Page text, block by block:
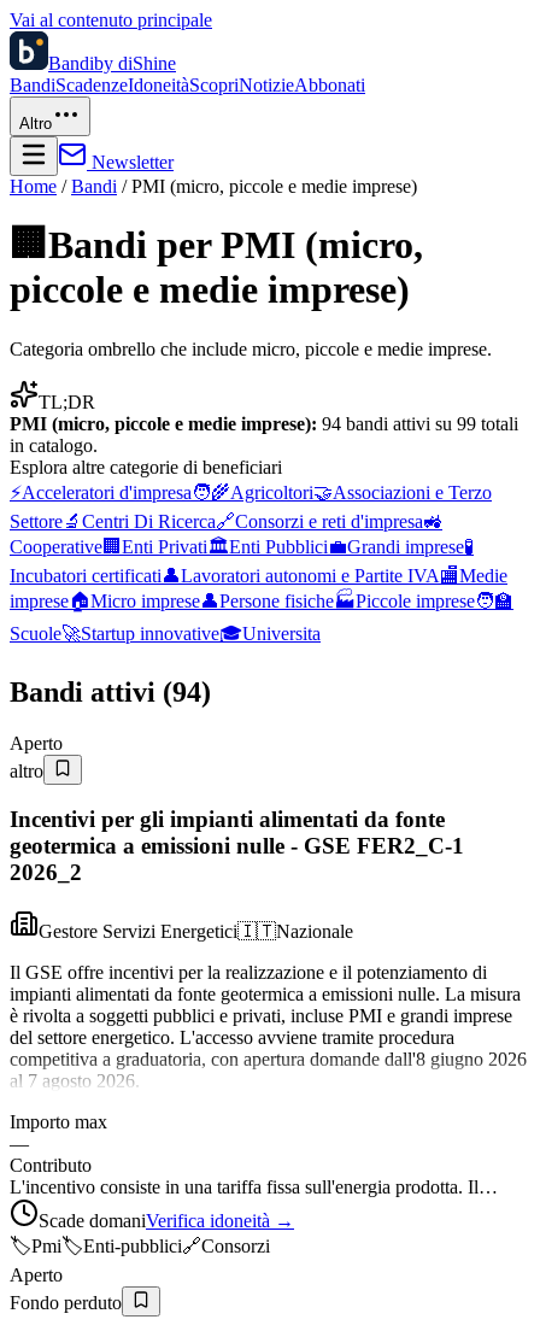
Vai al contenuto principale
Bandiby diShine
BandiScadenzeIdoneitàScopriNotizieAbbonati
Altro
Newsletter
Home /Bandi /PMI (micro, piccole e medie imprese)
🏢 Bandi perPMI (micro,
piccole e medie imprese)
Categoria ombrello che include micro, piccole e medie imprese.
TL;DR
PMI (micro, piccole e medie imprese): 94 bandi attivi su 99 totali
in catalogo.
Esplora altre categorie di beneficiari
⚡Acceleratori d'impresa🧑‍🌾Agricoltori🤝Associazioni e Terzo
Settore🔬 Centri Di Ricerca🔗Consorzi e reti d'impresa🚜
Cooperative🏢 Enti Privati🏛️Enti Pubblici💼Grandi imprese🧪
Incubatori certificati👤Lavoratori autonomi e Partite IVA🏬Medie
imprese🏠Micro imprese👤Persone fisiche🏭Piccole imprese🧑‍🏫
Scuole🚀Startup innovative🎓Universita
Bandi attivi (94)
Aperto
altro
Incentivi per gli impianti alimentati da fonte
geotermica a emissioni nulle - GSE FER2_C-1
2026_2
Gestore Servizi Energetici🇮🇹Nazionale
Il GSE offre incentivi per la realizzazione e il potenziamento di
impianti alimentati da fonte geotermica a emissioni nulle. La misura
è rivolta a soggetti pubblici e privati, incluse PMI e grandi imprese
del settore energetico. L'accesso avviene tramite procedura
competitiva a graduatoria, con apertura domande dall'8 giugno 2026
al 7 agosto 2026.
Importo max
—
Contributo
L'incentivo consiste in una tariffa fissa sull'energia prodotta. Il…
Scade domaniVerifica idoneità →
🏷️Pmi🏷️Enti-pubblici🔗Consorzi
Aperto
Fondo perduto